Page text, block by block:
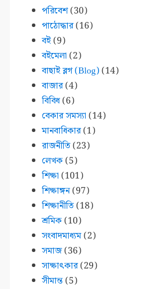
পরিবেশ(30)
পাঠোদ্ধার(16)
বই(9)
বইমেলা (2)
বাছাই ব্লগ (Blog)(14)
বাজার(4)
বিবিধ(6)
বেকার সমস্যা (14)
মানবাধিকার(1)
রাজনীতি(23)
লেখক(5)
শিক্ষা (101)
শিক্ষাঙ্গন(97)
শিক্ষানীতি(18)
শ্রমিক(10)
সংবাদমাধ্যম(2)
সমাজ(36)
সাক্ষাৎকার(29)
সীমান্ত(5)